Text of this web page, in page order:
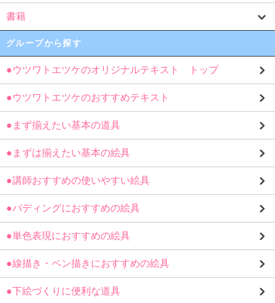
書籍
グループから探す
●ウツワトエツケのオリジナルテキスト トップ
●ウツワトエツケのおすすめテキスト
●まず揃えたい基本の道具
●まずは揃えたい基本の絵具
●講師おすすめの使いやすい絵具
●パディングにおすすめの絵具
●単色表現におすすめの絵具
●線描き・ペン描きにおすすめの絵具
●下絵づくりに便利な道具